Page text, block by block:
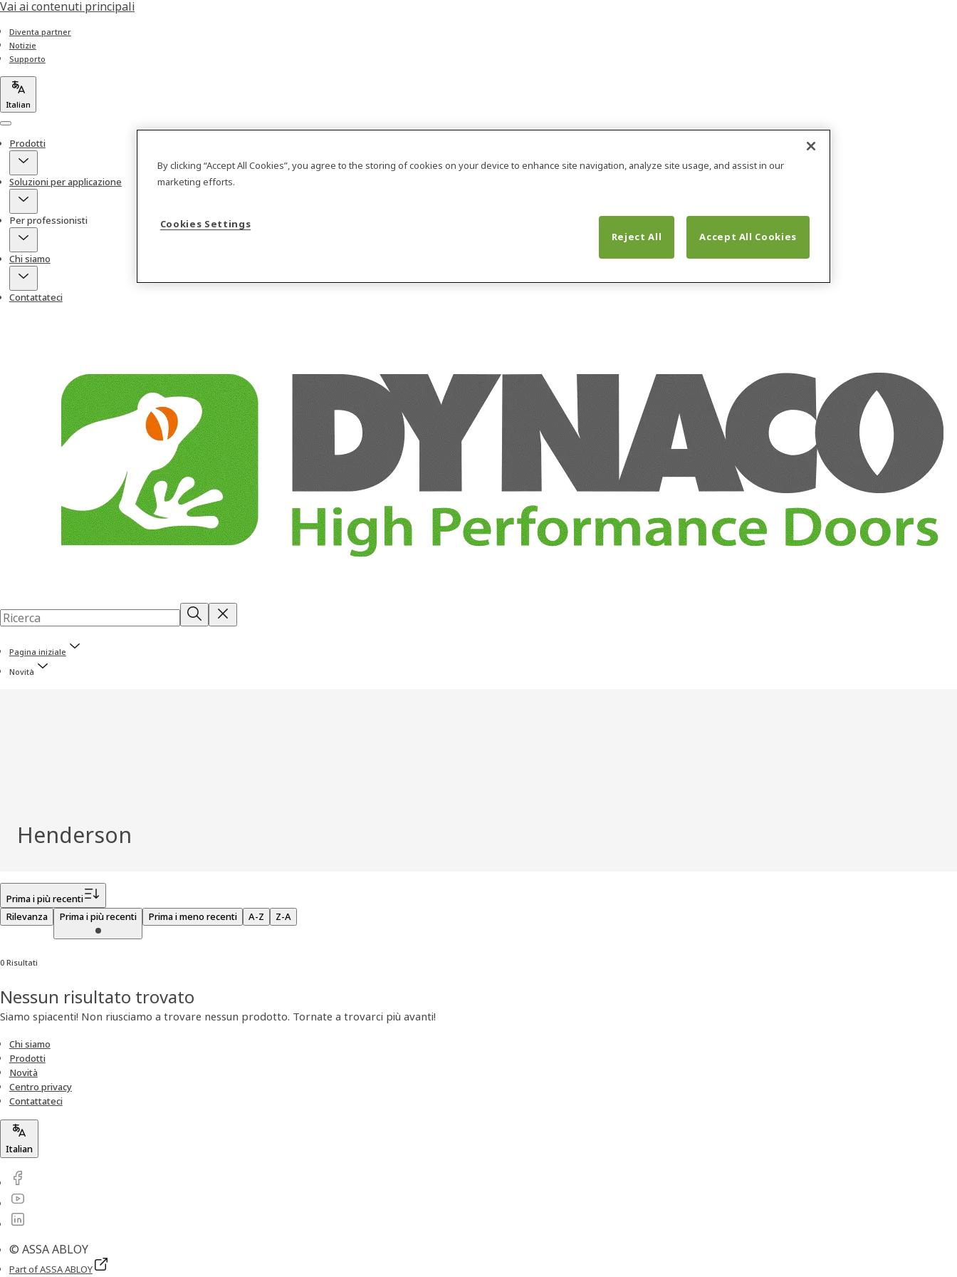
Vai ai contenuti principali
Diventa partner
Notizie
Supporto
Italian
Menu
Prodotti
Soluzioni per applicazione
Per professionisti
Chi siamo
Contattateci
Pagina iniziale
Novità
Henderson
Prima i più recenti
Rilevanza
Prima i più recenti Prima i meno recenti A-Z Z-A
0 Risultati
Nessun risultato trovato
Siamo spiacenti! Non riusciamo a trovare nessun prodotto. Tornate a trovarci più avanti!
Chi siamo
Prodotti
Novità
Centro privacy
Contattateci
Italian
© ASSA ABLOY
Part of ASSA ABLOY
By clicking “Accept All Cookies”, you agree to the storing of cookies on your device to enhance site navigation, analyze site usage, and assist in our
marketing efforts.
Cookies Settings
Reject All
Accept All Cookies